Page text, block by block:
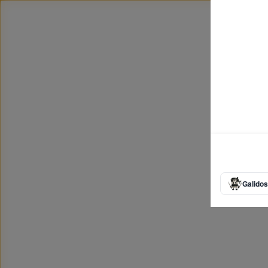
Galidos